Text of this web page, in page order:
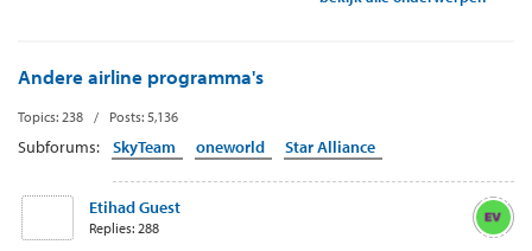
Andere airline programma's
Topics: 238 / Posts: 5,136
Subforums: SkyTeam oneworld Star Alliance
Etihad Guest
Replies: 288